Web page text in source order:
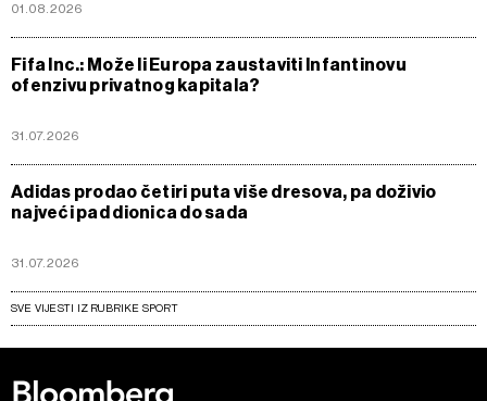
01.08.2026
Fifa Inc.: Može li Europa zaustaviti Infantinovu
ofenzivu privatnog kapitala?
31.07.2026
Adidas prodao četiri puta više dresova, pa doživio
najveći pad dionica do sada
31.07.2026
SVE VIJESTI IZ RUBRIKE SPORT